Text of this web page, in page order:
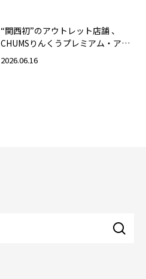
“関西初”のアウトレット店舗 、
CHUMSりんくうプレミアム・アウ
トレット店 2026年7月17日（金）
2026.06.16